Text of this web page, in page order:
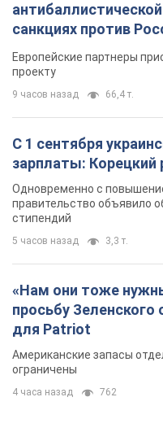
санкциях против
Видео
Европейские партнеры
проекту
9 часов назад 66,4 т.
С 1 сентября
зарплаты:
Одновременно с
правительство объявило
стипендий
5 часов назад 3,3 т.
«Нам они тоже
просьбу Зеленского
для Patriot
Американские запасы
ограничены
4 часа назад 762